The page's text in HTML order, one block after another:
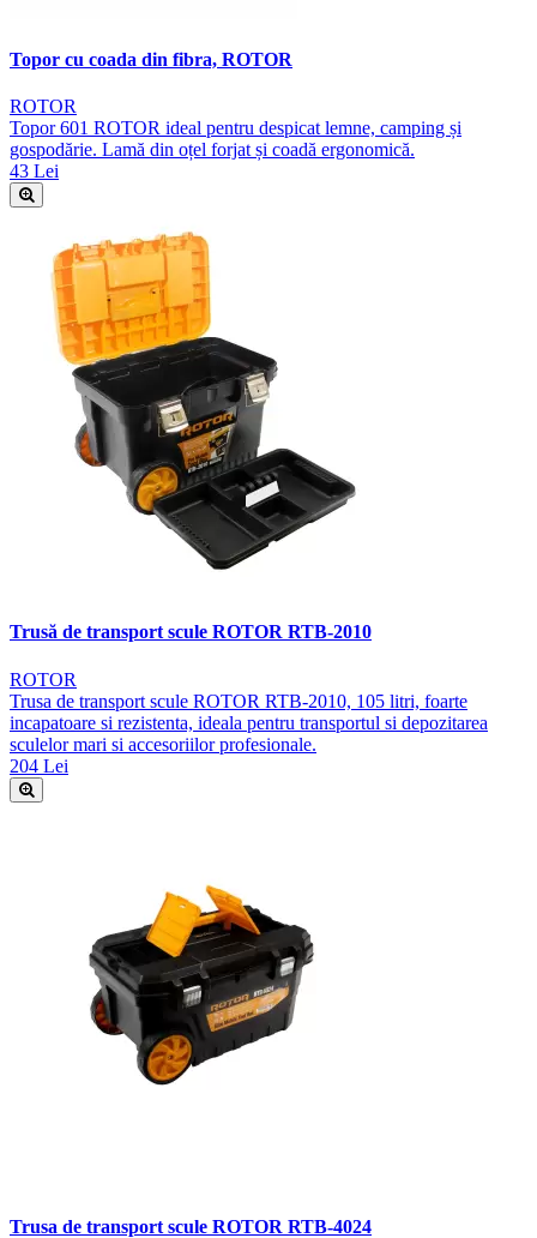
Topor cu coada din fibra, ROTOR
ROTOR
Topor 601 ROTOR ideal pentru despicat lemne, camping și
gospodărie. Lamă din oțel forjat și coadă ergonomică.
43 Lei
Trusă de transport scule ROTOR RTB-2010
ROTOR
Trusa de transport scule ROTOR RTB-2010, 105 litri, foarte
incapatoare si rezistenta, ideala pentru transportul si depozitarea
sculelor mari si accesoriilor profesionale.
204 Lei
Trusa de transport scule ROTOR RTB-4024